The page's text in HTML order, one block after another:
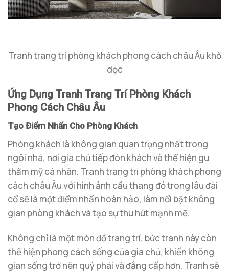
Tranh trang trí phòng khách phong cách châu Âu khổ
dọc
Ứng Dụng Tranh Trang Trí Phòng Khách
Phong Cách Châu Âu
Tạo Điểm Nhấn Cho Phòng Khách
Phòng khách là không gian quan trọng nhất trong
ngôi nhà, nơi gia chủ tiếp đón khách và thể hiện gu
thẩm mỹ cá nhân. Tranh trang trí phòng khách phong
cách châu Âu với hình ảnh cầu thang đỏ trong lâu đài
cổ sẽ là một điểm nhấn hoàn hảo, làm nổi bật không
gian phòng khách và tạo sự thu hút mạnh mẽ.
Không chỉ là một món đồ trang trí, bức tranh này còn
thể hiện phong cách sống của gia chủ, khiến không
gian sống trở nên quý phái và đẳng cấp hơn. Tranh sẽ